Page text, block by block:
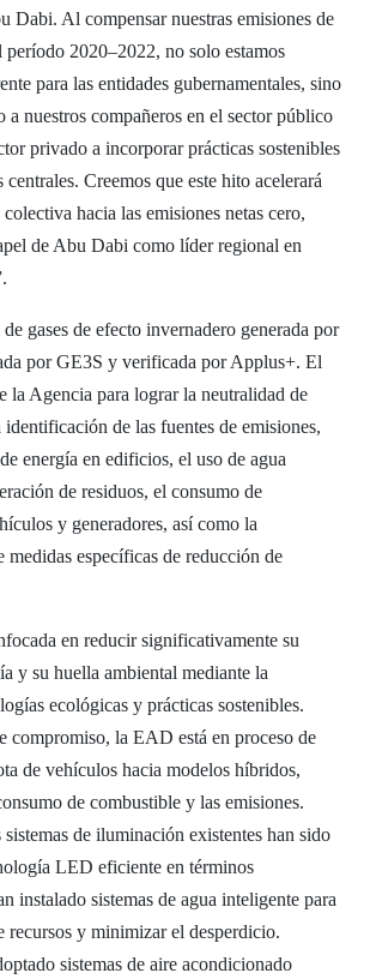
Dabi. Al compensar nuestras emisiones de
período 2020–2022, no solo estamos
para las entidades gubernamentales, sino
a nuestros compañeros en el sector público
privado a incorporar prácticas sostenibles
centrales. Creemos que este hito acelerará
hacia las emisiones netas cero,
de Abu Dabi como líder regional en
gases de efecto invernadero generada por
por GE3S y verificada por Applus+. El
la Agencia para lograr la neutralidad de
de las fuentes de emisiones,
energía en edificios, el uso de agua
de residuos, el consumo de
y generadores, así como la
medidas específicas de reducción de
en reducir significativamente su
y su huella ambiental mediante la
ecológicas y prácticas sostenibles.
compromiso, la EAD está en proceso de
de vehículos hacia modelos híbridos,
de combustible y las emisiones.
de iluminación existentes han sido
LED eficiente en términos
instalado sistemas de agua inteligente para
recursos y minimizar el desperdicio.
sistemas de aire acondicionado